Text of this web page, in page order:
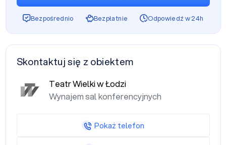
Bezpośrednio Bezpłatnie Odpowiedź w 24h
Skontaktuj się z obiektem
Teatr Wielki w Łodzi
Wynajem sal konferencyjnych
Pokaż telefon